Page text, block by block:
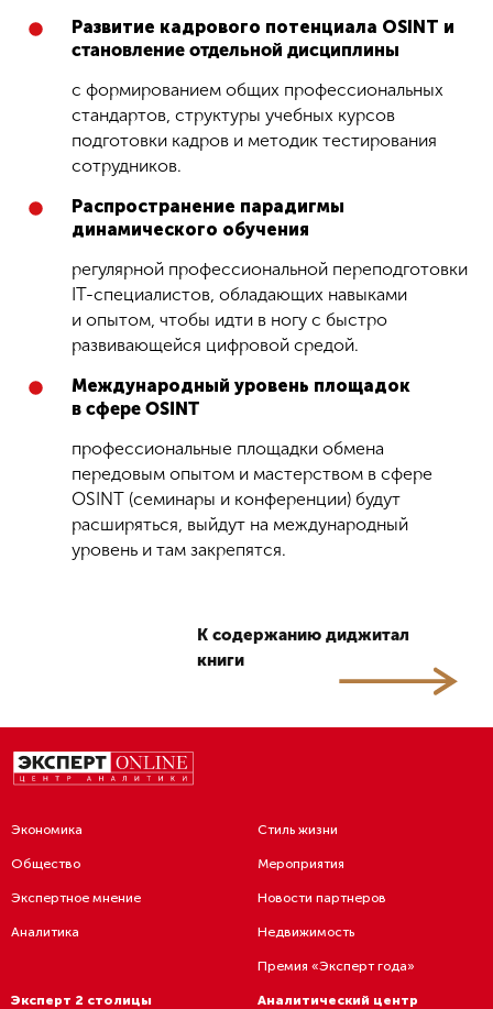
Развитие кадрового потенциала OSINT и
становление отдельной дисциплины
с формированием общих профессиональных
стандартов, структуры учебных курсов
подготовки кадров и методик тестирования
сотрудников.
Распространение парадигмы
динамического обучения
регулярной профессиональной переподготовки
IT-специалистов, обладающих навыками
и опытом, чтобы идти в ногу с быстро
развивающейся цифровой средой.
Международный уровень площадок
в сфере OSINT
профессиональные площадки обмена
передовым опытом и мастерством в сфере
OSINT (семинары и конференции) будут
расширяться, выйдут на международный
уровень и там закрепятся.
К содержанию диджитал
книги
Экономика
Общество
Экспертное мнение
Аналитика
Стиль жизни
Мероприятия
Новости партнеров
Недвижимость
Премия «Эксперт года»
Эксперт 2 столицы Аналитический центр